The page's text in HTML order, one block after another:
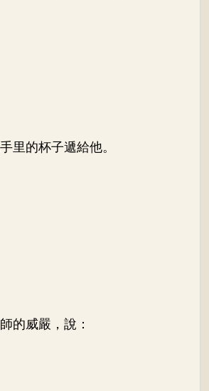
里的杯子遞給他。
的威嚴，說：